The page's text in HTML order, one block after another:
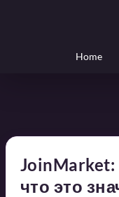
Home
JoinMarket:
что это